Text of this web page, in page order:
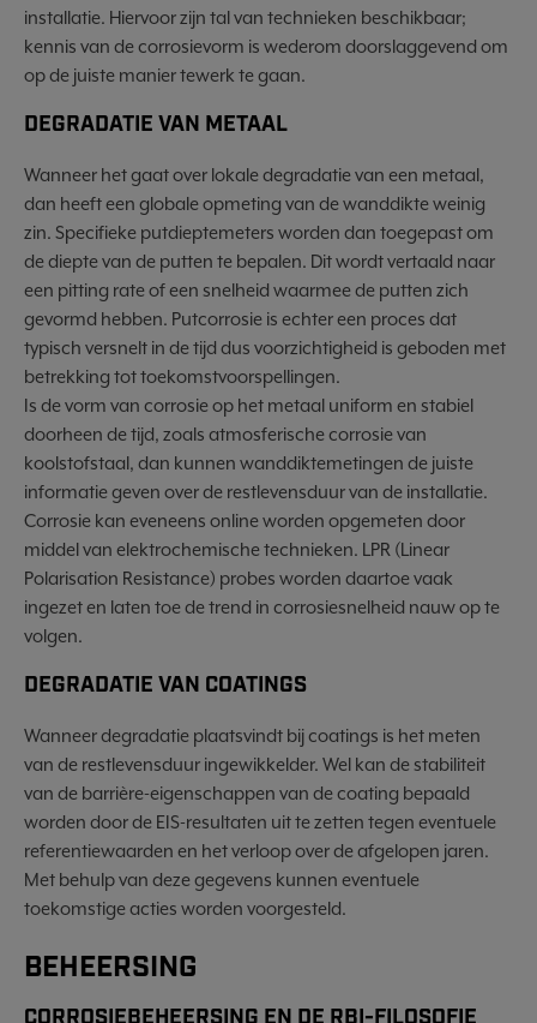
installatie. Hiervoor zijn tal van technieken beschikbaar;
kennis van de corrosievorm is wederom doorslaggevend om
op de juiste manier tewerk te gaan.
DEGRADATIE VAN METAAL
Wanneer het gaat over lokale degradatie van een metaal,
dan heeft een globale opmeting van de wanddikte weinig
zin. Specifieke putdieptemeters worden dan toegepast om
de diepte van de putten te bepalen. Dit wordt vertaald naar
een pitting rate of een snelheid waarmee de putten zich
gevormd hebben. Putcorrosie is echter een proces dat
typisch versnelt in de tijd dus voorzichtigheid is geboden met
betrekking tot toekomstvoorspellingen.
Is de vorm van corrosie op het metaal uniform en stabiel
doorheen de tijd, zoals atmosferische corrosie van
koolstofstaal, dan kunnen wanddiktemetingen de juiste
informatie geven over de restlevensduur van de installatie.
Corrosie kan eveneens online worden opgemeten door
middel van elektrochemische technieken. LPR (Linear
Polarisation Resistance) probes worden daartoe vaak
ingezet en laten toe de trend in corrosiesnelheid nauw op te
volgen.
DEGRADATIE VAN COATINGS
Wanneer degradatie plaatsvindt bij coatings is het meten
van de restlevensduur ingewikkelder. Wel kan de stabiliteit
van de barrière-eigenschappen van de coating bepaald
worden door de EIS-resultaten uit te zetten tegen eventuele
referentiewaarden en het verloop over de afgelopen jaren.
Met behulp van deze gegevens kunnen eventuele
toekomstige acties worden voorgesteld.
BEHEERSING